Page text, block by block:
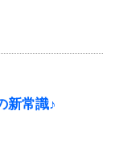
新常識♪